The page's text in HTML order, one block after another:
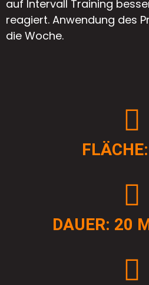
auf Intervall Training
reagiert. Anwendung des
die Woche.
DAUER: 20